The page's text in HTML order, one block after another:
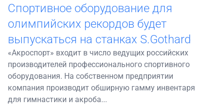
Спортивное оборудование для
олимпийских рекордов будет
выпускаться на станках S.Gothard
«Акроспорт» входит в число ведущих российских
производителей профессионального спортивного
оборудования. На собственном предприятии
компания производит обширную гамму инвентаря
для гимнастики и акроба...